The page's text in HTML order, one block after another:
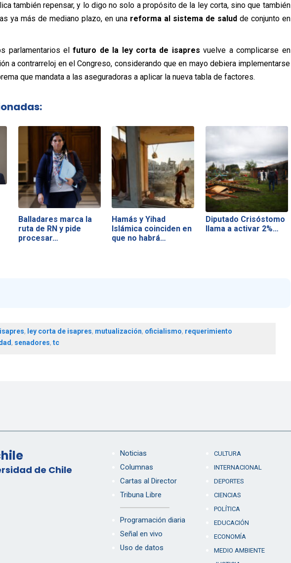
también repensar, y lo digo no solo a propósito de la ley corta, sino que también
ya más de mediano plazo, en una reforma al sistema de saludde conjunto en
parlamentarios elfuturo de la ley corta de isapres vuelve a complicarse en
a contrarreloj en el Congreso, considerando que en mayo debiera implementarse
que mandata a las aseguradoras a aplicar la nueva tabla de factores.
Balladares marca la
ruta de RN y pide
procesar…
Hamás y Yihad
Islámica coinciden en
que no habrá…
Diputado Crisóstomo
llama a activar 2%…
, ley corta de isapres, mutualización, oficialismo, requerimiento
, senadores, tc
de Chile
Noticias
Columnas
Cartas al Director
Tribuna Libre
Programación diaria
Señal en vivo
Uso de datos
CULTURA
INTERNACIONAL
DEPORTES
CIENCIAS
POLÍTICA
EDUCACIÓN
ECONOMÍA
MEDIO AMBIENTE